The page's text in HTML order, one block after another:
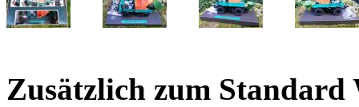
Zusätzlich zum Standard